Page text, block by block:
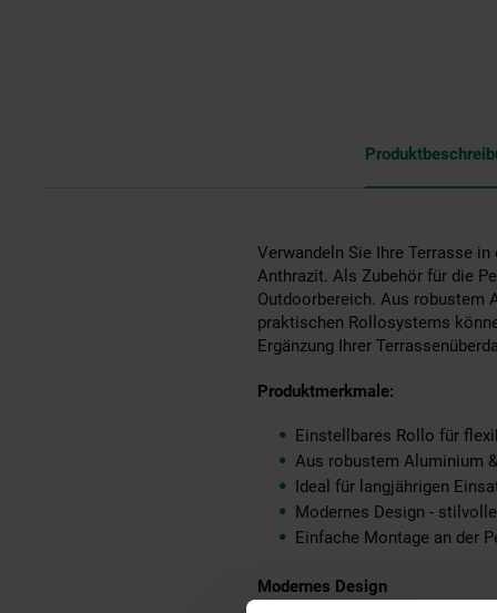
Verwandeln Sie Ihre Terrasse
Anthrazit. Als Zubehör für die
Outdoorbereich. Aus robustem
praktischen Rollosystems
Ergänzung Ihrer
Produktmerkmale:
Einstellbares Rollo für
Aus robustem Aluminium
Ideal für langjährigen
Modernes Design -
Einfache Montage an der
Modernes Design